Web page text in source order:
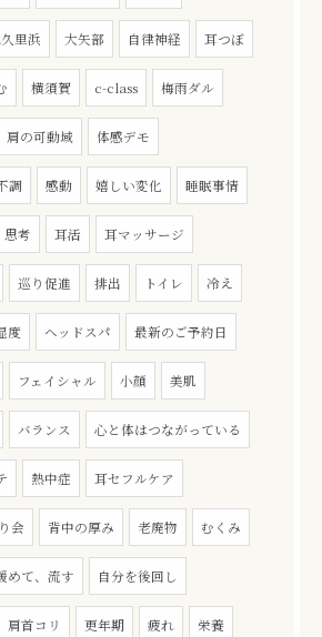
里浜 大矢部 自律神経 耳つぼ
横須賀 c-class 梅雨ダル
肩の可動域 体感デモ
調 感動 嬉しい変化 睡眠事情
思考 耳活 耳マッサージ
巡り促進 排出 トイレ 冷え
度 ヘッドスパ 最新のご予約日
フェイシャル 小顔 美肌
バランス 心と体はつながっている
熱中症 耳セフルケア
会 背中の厚み 老廃物 むくみ
めて、流す 自分を後回し
首コリ 更年期 疲れ 栄養